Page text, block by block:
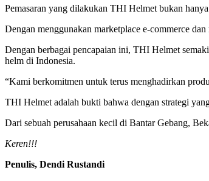
Pemasaran yang dilakukan THI Helmet bukan
Dengan menggunakan marketplace e-commerce
Dengan berbagai pencapaian ini, THI Helmet
helm di Indonesia.
“Kami berkomitmen untuk terus menghadirkan
THI Helmet adalah bukti bahwa dengan strategi
Dari sebuah perusahaan kecil di Bantar Gebang,
Keren!!!
Penulis, Dendi Rustandi